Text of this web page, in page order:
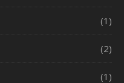
(1)
(2)
(1)